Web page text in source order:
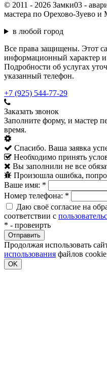
© 2011 - 2026 Замки03 -
мастера по Орехово-Зуево и
в любой город
Все права защищены. Этот
информационный характер и
Подробности об услугах
указанный телефон.
+7 (925) 544-77-29
Заказать звонок
Заполните форму, и мастер
время.
Спасибо. Ваша заявка
Необходимо принять
Вы заполнили не все
Произошла ошибка,
Ваше имя: *
Номер телефона: *
Даю своё согласие на
соответствии с
* - провеирть
Продолжая использовать
использования файлов
OK